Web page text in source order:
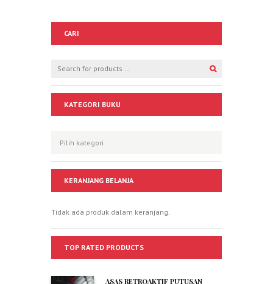
CARI
KATEGORI BUKU
KERANJANG BELANJA
Tidak ada produk dalam keranjang.
TOP RATED PRODUCTS
ASAS RETROAKTIF PUTUSAN